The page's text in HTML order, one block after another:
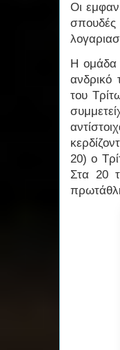
Οι
Η ομάδα
ανδρικό
του
20) ο
Στα 20